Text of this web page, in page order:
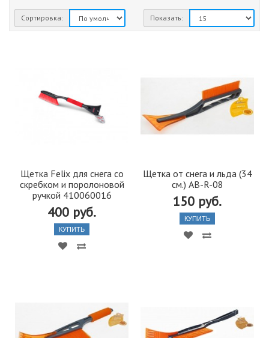
Сортировка: Показать:
Щетка Felix для снега со
скребком и поролоновой
ручкой 410060016
400 руб.
КУПИТЬ
Щетка от снега и льда (34
см.) AB-R-08
150 руб.
КУПИТЬ